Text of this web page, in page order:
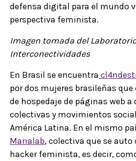
defensa digital para el mundo
perspectiva feminista.
Imagen tomada del
Interconectividades
En Brasil se encuentra
por dos mujeres brasileñas
de hospedaje de páginas web
colectivas y movimientos
América Latina. En el mismo
Marialab, colectiva que se
hacker feminista, es decir,